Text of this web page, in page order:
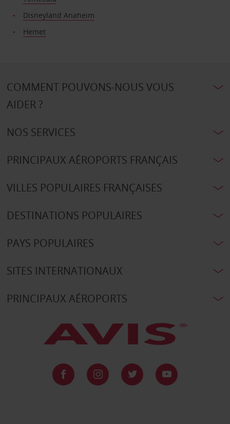
Disneyland Anaheim
Hemet
COMMENT POUVONS-NOUS VOUS
AIDER ?
NOS SERVICES
PRINCIPAUX AÉROPORTS FRANÇAIS
VILLES POPULAIRES FRANÇAISES
DESTINATIONS POPULAIRES
PAYS POPULAIRES
SITES INTERNATIONAUX
PRINCIPAUX AÉROPORTS